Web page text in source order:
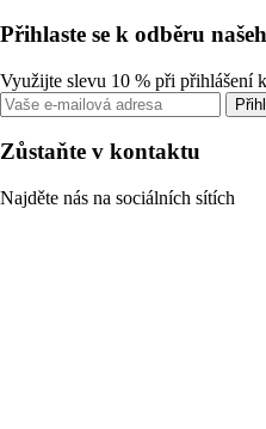
Přihlaste se k odběru
Využijte slevu 10 % při přihlášení
Zůstaňte v kontaktu
Najděte nás na sociálních sítích